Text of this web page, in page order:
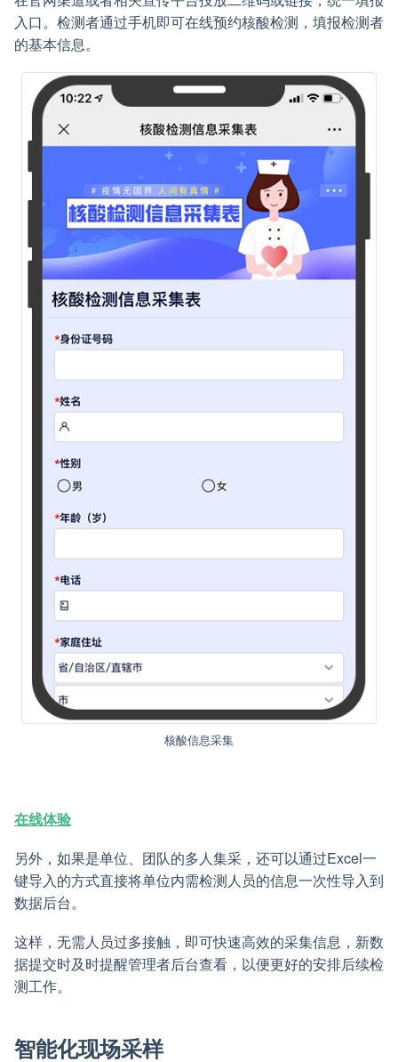
入口。检测者通过手机即可在线预约核酸检测，填报检测者
的基本信息。
核酸信息采集
在线体验
另外，如果是单位、团队的多人集采，还可以通过Excel一
键导入的方式直接将单位内需检测人员的信息一次性导入到
数据后台。
这样，无需人员过多接触，即可快速高效的采集信息，新数
据提交时及时提醒管理者后台查看，以便更好的安排后续检
测工作。
智能化现场采样